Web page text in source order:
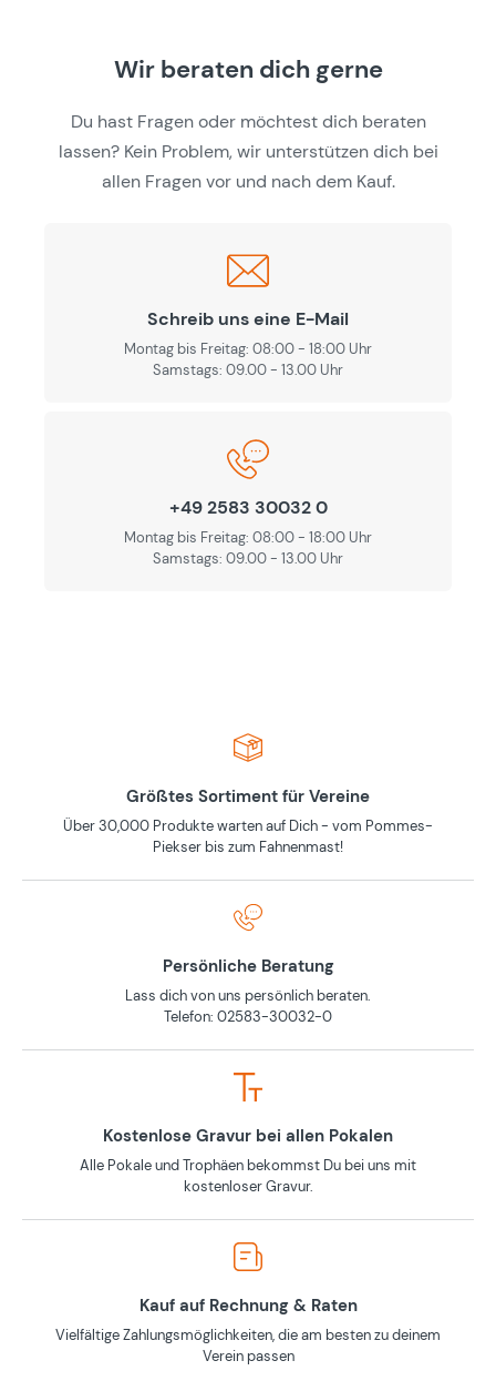
Wir beraten dich gerne
Du hast Fragen oder möchtest dich beraten
lassen? Kein Problem, wir unterstützen dich bei
allen Fragen vor und nach dem Kauf.
Schreib uns eine E-Mail
Montag bis Freitag: 08:00 - 18:00 Uhr
Samstags: 09.00 - 13.00 Uhr
+49 2583 30032 0
Montag bis Freitag: 08:00 - 18:00 Uhr
Samstags: 09.00 - 13.00 Uhr
Größtes Sortiment für Vereine
Über 30,000 Produkte warten auf Dich - vom Pommes-
Piekser bis zum Fahnenmast!
Persönliche Beratung
Lass dich von uns persönlich beraten.
Telefon: 02583-30032-0
Kostenlose Gravur bei allen Pokalen
Alle Pokale und Trophäen bekommst Du bei uns mit
kostenloser Gravur.
Kauf auf Rechnung & Raten
Vielfältige Zahlungsmöglichkeiten, die am besten zu deinem
Verein passen